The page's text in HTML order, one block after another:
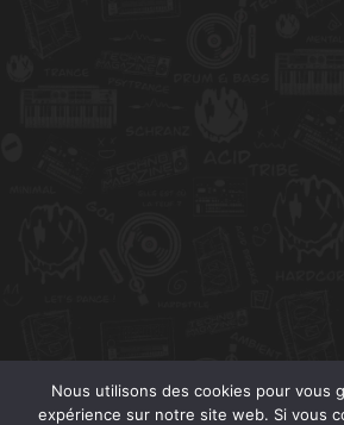
Nous utilisons des cookies pour vous
expérience sur notre site web. Si vous